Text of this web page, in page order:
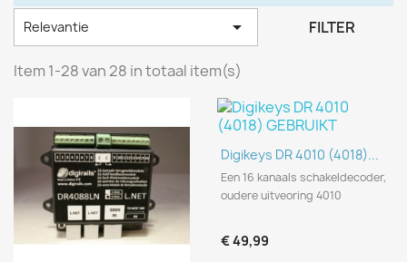
Relevantie  FILTER
Item 1-28 van 28 in totaal item(s)
Digikeys DR 4010 (4018)...
Een 16 kanaals schakeldecoder,
oudere uitveoring 4010
€ 49,99